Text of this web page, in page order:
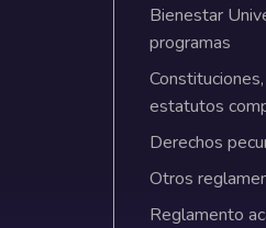
Bienestar
programas
estatutos
Derechos
Otros
Reglamento